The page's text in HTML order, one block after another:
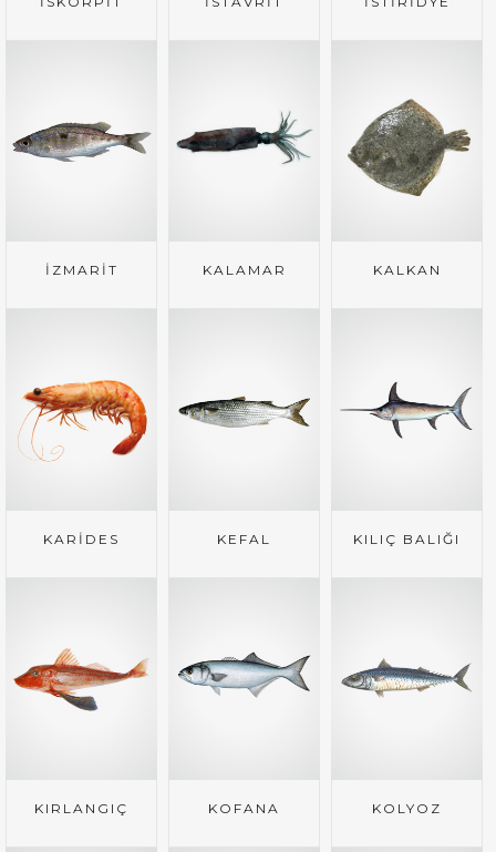
İZMARİT KALAMAR KALKAN
KARİDES KEFAL KILIÇ BALIĞI
KIRLANGIÇ KOFANA KOLYOZ